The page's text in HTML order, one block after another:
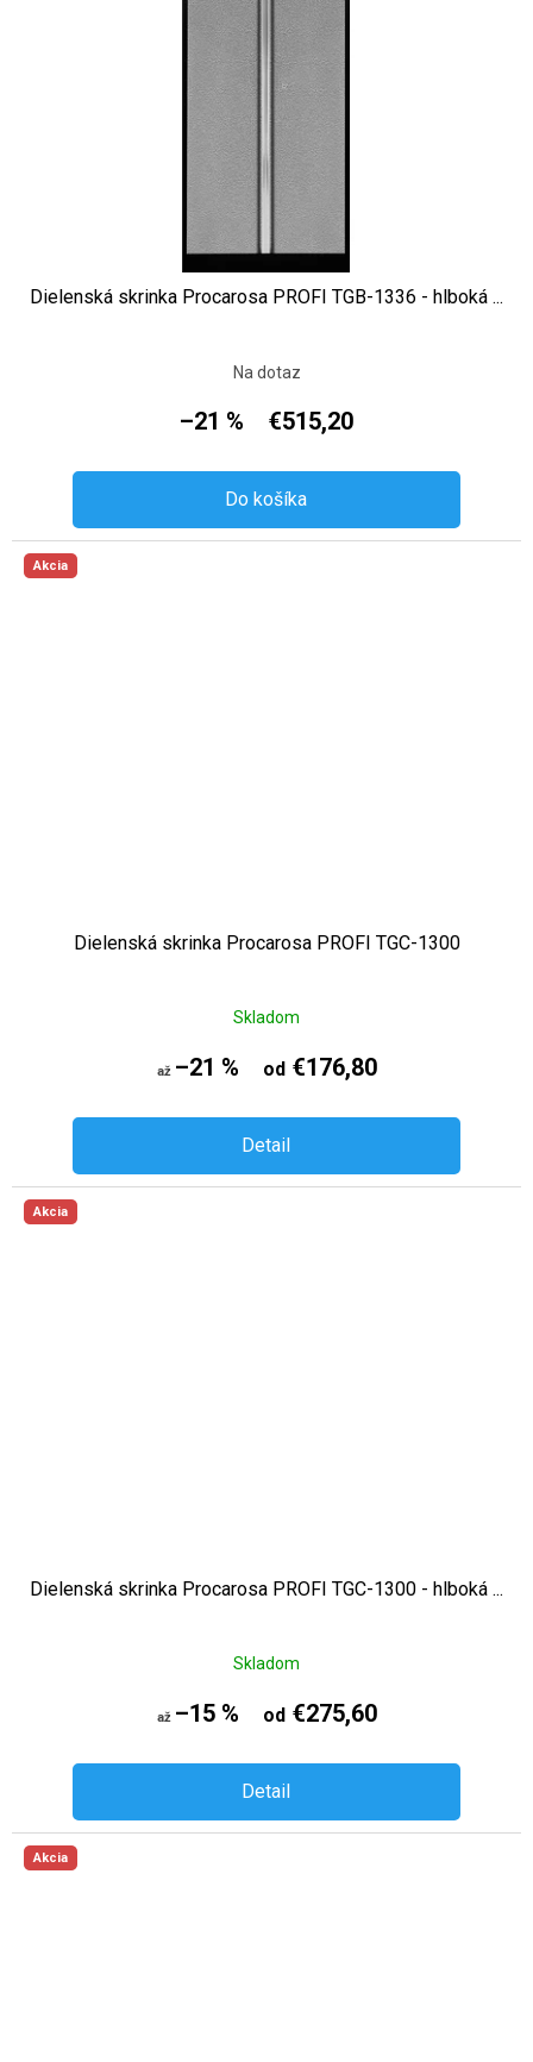
Dielenská skrinka Procarosa PROFI TGB-1336 - hlboká ...
Na dotaz
–21 % €515,20
Do košíka
Akcia
Dielenská skrinka Procarosa PROFI TGC-1300
Skladom
až –21 % od€176,80
Detail
Akcia
Dielenská skrinka Procarosa PROFI TGC-1300 - hlboká ...
Skladom
až –15 % od€275,60
Detail
Akcia